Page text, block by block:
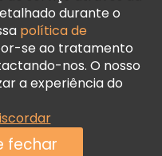
durante o
política de
se ao tratamento
nos. O nosso
a experiência do
fechar